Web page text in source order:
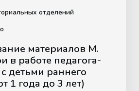
отделений
материалов М.
в работе педагога-
детьми раннего
1 года до 3 лет)